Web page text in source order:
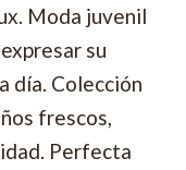
Moda juvenil
su
día. Colección
frescos,
Perfecta